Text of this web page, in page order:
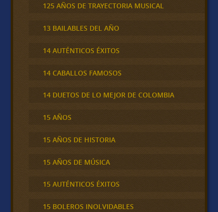
125 AÑOS DE TRAYECTORIA MUSICAL
13 BAILABLES DEL AÑO
14 AUTÉNTICOS ÉXITOS
14 CABALLOS FAMOSOS
14 DUETOS DE LO MEJOR DE COLOMBIA
15 AÑOS
15 AÑOS DE HISTORIA
15 AÑOS DE MÚSICA
15 AUTÉNTICOS ÉXITOS
15 BOLEROS INOLVIDABLES